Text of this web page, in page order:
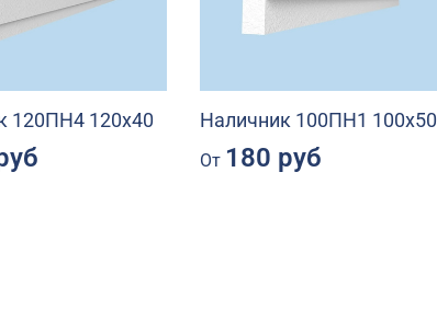
120ПН4 120х40 Наличник 100ПН1 100х50
От 180 руб